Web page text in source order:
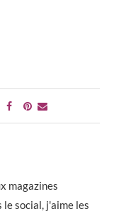
magazines
social, j'aime les